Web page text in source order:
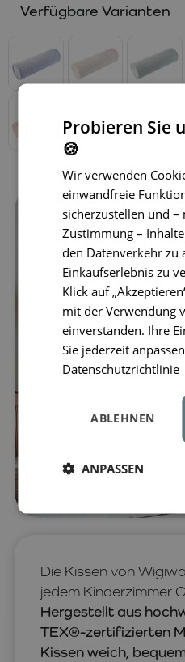
Verfügbare Varianten
Die Kissen von
jedem Kinderzimmer
Hergestellt aus
TEX®-zertifizierten
Kissen weich,
Probieren Sie
🍪
Wir verwenden
einwandfreie
sicherzustellen und –
Zustimmung –
den Datenverkehr zu
Einkaufserlebnis zu
Klick auf
mit der Verwendung
einverstanden. Ihre
Sie jederzeit
Datenschutzrichtlinie
ABLEHNEN
ANPASSEN